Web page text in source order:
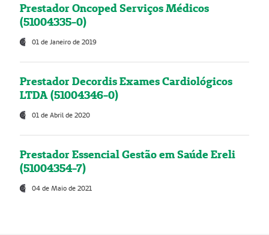
Prestador Oncoped Serviços Médicos
(51004335-0)
01 de Janeiro de 2019
Prestador Decordis Exames Cardiológicos
LTDA (51004346-0)
01 de Abril de 2020
Prestador Essencial Gestão em Saúde Ereli
(51004354-7)
04 de Maio de 2021